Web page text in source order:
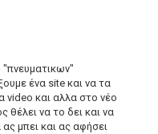
"πνευματικων"
ένα site και να τα
video και αλλα στο νέο
θέλει να το δει και να
μπει και ας αφήσει